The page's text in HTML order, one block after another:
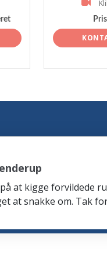
at kigge forvildede
at snakke om. Tak